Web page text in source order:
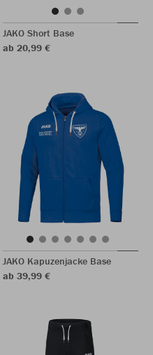
JAKO Short Base
ab 20,99 €
JAKO Kapuzenjacke Base
ab 39,99 €